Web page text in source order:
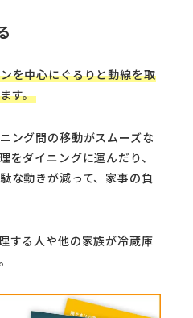
を中心にぐるりと動線を取
す。
ング間の移動がスムーズな
をダイニングに運んだり、
な動きが減って、家事の負
する人や他の家族が冷蔵庫